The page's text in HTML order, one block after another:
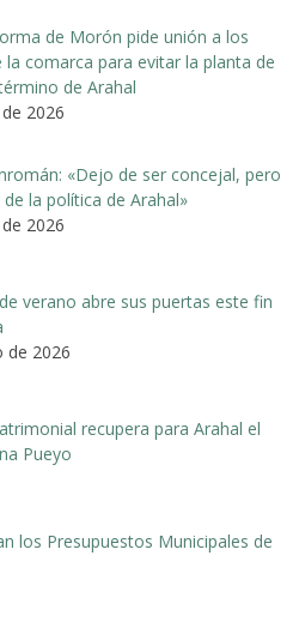
de Morón pide unión a los
la comarca para evitar la planta de
de Arahal
2026
«Dejo de ser concejal, pero
la política de Arahal»
2026
verano abre sus puertas este fin
de 2026
recupera para Arahal el
Pueyo
los Presupuestos Municipales de